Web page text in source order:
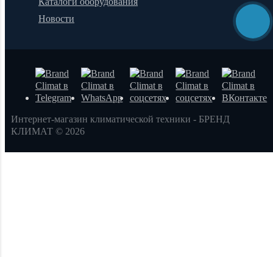
Новости
Интернет-магазин климатической техники - БРЕНД
КЛИМАТ © 2026